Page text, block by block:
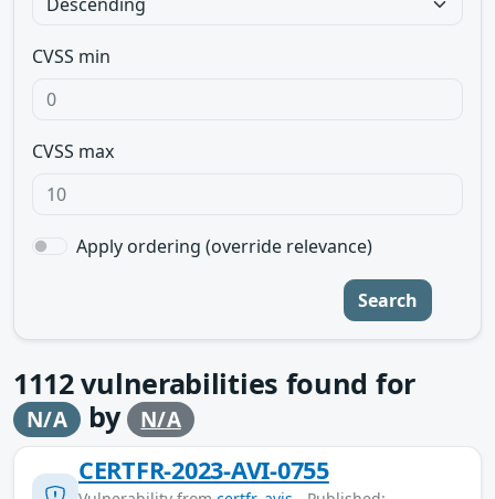
CVSS min
CVSS max
Apply ordering (override relevance)
Search
1112vulnerabilities found for
N/A by N/A
CERTFR-2023-AVI-0755